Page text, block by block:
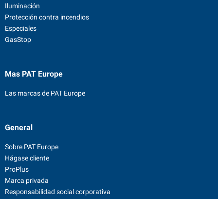
Iluminación
Protección contra incendios
Especiales
GasStop
Mas PAT Europe
Las marcas de PAT Europe
General
Sobre PAT Europe
Hágase cliente
ProPlus
Marca privada
Responsabilidad social corporativa